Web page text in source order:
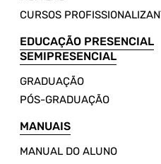
CURSOS
EDUCAÇÃO PRESENCIAL
SEMIPRESENCIAL
GRADUAÇÃO
PÓS-GRADUAÇÃO
MANUAIS
MANUAL DO ALUNO